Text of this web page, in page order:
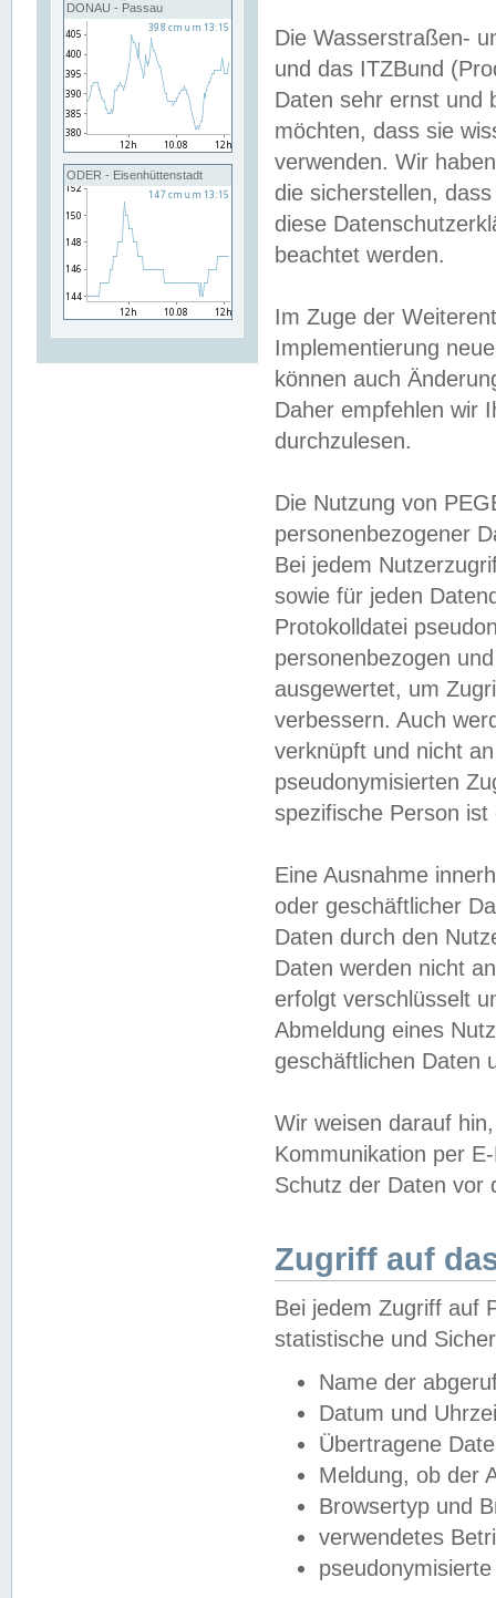
DONAU - Passau
ODER - Eisenhüttenstadt
Die Wasserstraßen-
und das ITZBund
Daten sehr ernst und
möchten, dass sie
verwenden. Wir
die sicherstellen,
diese
beachtet werden.
Im Zuge der
Implementierung
können auch
Daher empfehlen wir
durchzulesen.
Die Nutzung von
personenbezogener
Bei jedem
sowie für jeden
Protokolldatei
personenbezogen
ausgewertet, um
verbessern. Auch
verknüpft und nicht
pseudonymisierten
spezifische Person
Eine Ausnahme
oder geschäftlicher
Daten durch den
Daten werden nicht
erfolgt verschlüsselt
Abmeldung eines
geschäftlichen Daten
Wir weisen darauf
Kommunikation per
Schutz der Daten vor
Zugriff auf
Bei jedem Zugriff auf
statistische und
Name der
Datum und
Übertragene
Meldung, ob der
Browsertyp und
verwendetes